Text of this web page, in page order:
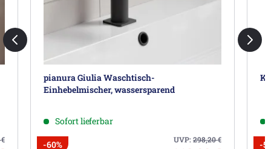
€
pianura Giulia Waschtisch-
Einhebelmischer, wassersparend
Sofort lieferbar
UVP:298,20€
-60% -